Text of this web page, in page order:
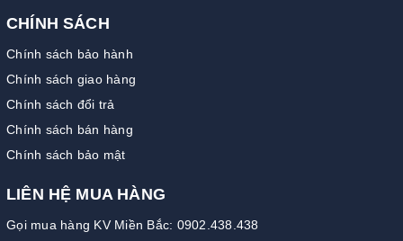
CHÍNH SÁCH
Chính sách bảo hành
Chính sách giao hàng
Chính sách đổi trả
Chính sách bán hàng
Chính sách bảo mật
LIÊN HỆ MUA HÀNG
Gọi mua hàng KV Miền Bắc: 0902.438.438